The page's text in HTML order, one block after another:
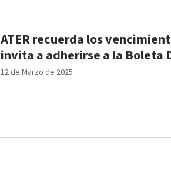
12 de Marzo de 2025
ATER recuerda los
invita a adherirse a la Boleta